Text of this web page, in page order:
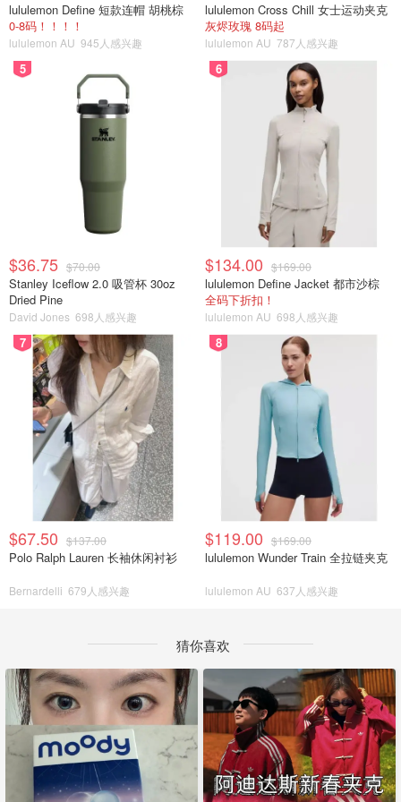
lululemon Define 短款连帽 胡桃棕
0-8码！！！！
lululemon AU 945人感兴趣
lululemon Cross Chill 女士运动夹克
灰烬玫瑰 8码起
lululemon AU 787人感兴趣
5
$36.75 $70.00
Stanley Iceflow 2.0 吸管杯 30oz
Dried Pine
David Jones 698人感兴趣
6
$134.00 $169.00
lululemon Define Jacket 都市沙棕
全码下折扣！
lululemon AU 698人感兴趣
7
$67.50 $137.00
Polo Ralph Lauren 长袖休闲衬衫
Bernardelli 679人感兴趣
8
$119.00 $169.00
lululemon Wunder Train 全拉链夹克
lululemon AU 637人感兴趣
猜你喜欢